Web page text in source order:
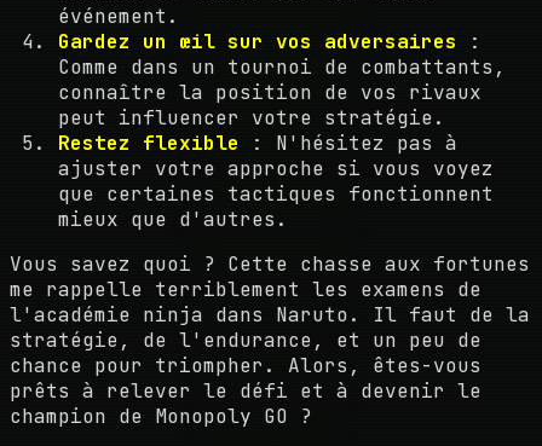
événement.
Gardez un œil sur vos adversaires :
Comme dans un tournoi de combattants,
connaître la position de vos rivaux
peut influencer votre stratégie.
Restez flexible : N'hésitez pas à
ajuster votre approche si vous voyez
que certaines tactiques fonctionnent
mieux que d'autres.
Vous savez quoi ? Cette chasse aux fortunes
me rappelle terriblement les examens de
l'académie ninja dans Naruto. Il faut de la
stratégie, de l'endurance, et un peu de
chance pour triompher. Alors, êtes-vous
prêts à relever le défi et à devenir le
champion de Monopoly GO ?